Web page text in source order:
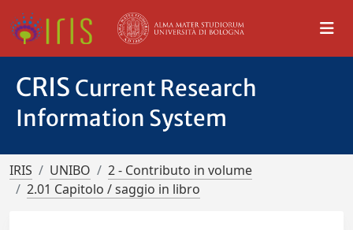
CRIS Current Research
Information System
IRIS UNIBO
2 - Contributo in volume
2.01 Capitolo / saggio in libro